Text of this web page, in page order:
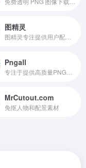
图精灵
Pngall
MrCutout.com
免抠人物和配景素材